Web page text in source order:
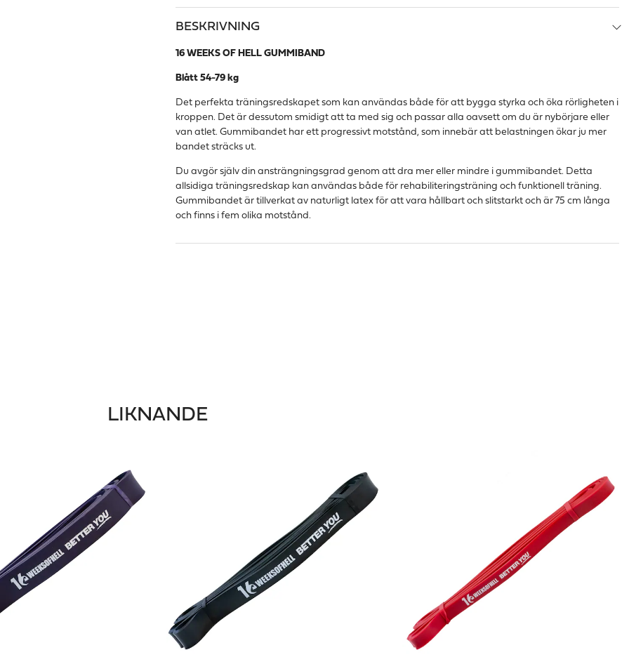
BESKRIVNING
16 WEEKS OF HELL GUMMIBAND
Blått 54-79 kg
Det perfekta träningsredskapet som kan användas både för att bygga styrka och öka rörligheten i
kroppen. Det är dessutom smidigt att ta med sig och passar alla oavsett om du är nybörjare eller
van atlet. Gummibandet har ett progressivt motstånd, som innebär att belastningen ökar ju mer
bandet sträcks ut.
Du avgör själv din ansträngningsgrad genom att dra mer eller mindre i gummibandet. Detta
allsidiga träningsredskap kan användas både för rehabiliteringsträning och funktionell träning.
Gummibandet är tillverkat av naturligt latex för att vara hållbart och slitstarkt och är 75 cm långa
och finns i fem olika motstånd.
LIKNANDE